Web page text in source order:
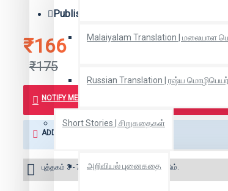
Malaiyalam Translation | மலையாள
Russian Translation | ரஷ்ய
Short Stories | சிறுகதைகள்
அறிவியல் புனைகதை
₹166
₹175
Publisher:
NOTIFY ME WHEN BOOK IS AVAILABLE
ADD TO WISH LIST
புத்தகம் 3 - 7 நாட்களில் அனுப்பி வைக்கப்படும்.